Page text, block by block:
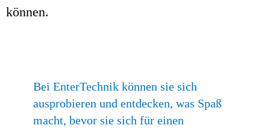
können.
Bei EnterTechnik können sie sich
ausprobieren und entdecken, was Spaß
macht, bevor sie sich für einen